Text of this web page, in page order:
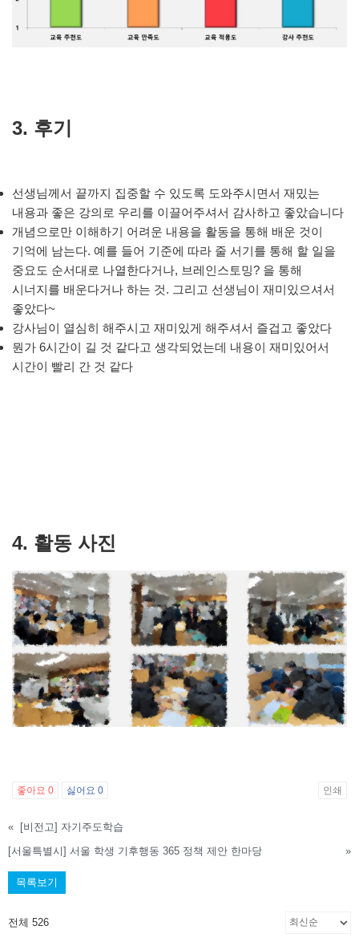
3. 후기
선생님께서 끝까지 집중할 수 있도록 도와주시면서 재밌는
내용과 좋은 강의로 우리를 이끌어주셔서 감사하고 좋았습니다
개념으로만 이해하기 어려운 내용을 활동을 통해 배운 것이
기억에 남는다. 예를 들어 기준에 따라 줄 서기를 통해 할 일을
중요도 순서대로 나열한다거나, 브레인스토밍? 을 통해
시너지를 배운다거나 하는 것. 그리고 선생님이 재미있으셔서
좋았다~
강사님이 열심히 해주시고 재미있게 해주셔서 즐겁고 좋았다
뭔가 6시간이 길 것 같다고 생각되었는데 내용이 재미있어서
시간이 빨리 간 것 같다
4. 활동 사진
좋아요 0 싫어요 0 인쇄
« [비전고] 자기주도학습
[서울특별시] 서울 학생 기후행동 365 정책 제안 한마당
»
목록보기
전체 526